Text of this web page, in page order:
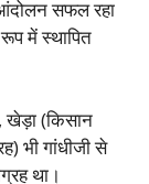
आंदोलन सफल रहा
में स्थापित
खेड़ा (किसान
भी गांधीजी से
था।